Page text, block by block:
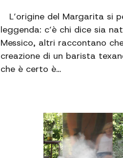
L’origine del Margarita si
leggenda: c’è chi dice sia
Messico, altri raccontano
creazione di un barista
che è certo è…